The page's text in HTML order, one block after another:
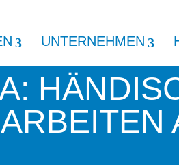
UNTERNEHMEN